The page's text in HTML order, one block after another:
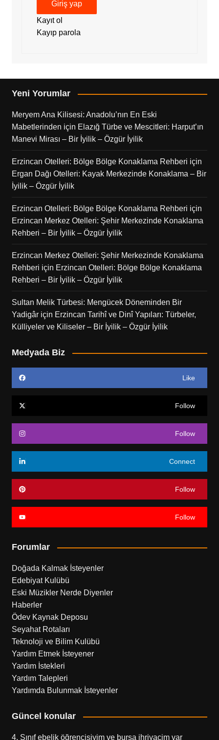
Giriş yap
Kayıt ol
Kayıp parola
Yeni Yorumlar
Meryem Ana Kilisesi: Anadolu’nın En Eski
Mabetlerinden için Elazığ Türbe ve Mescitleri: Harput’ın
Manevi Mirası – Bir İyilik – Özgür İyilik
Erzincan Otelleri: Bölge Bölge Konaklama Rehberi için
Ergan Dağı Otelleri: Kayak Merkezinde Konaklama – Bir
İyilik – Özgür İyilik
Erzincan Otelleri: Bölge Bölge Konaklama Rehberi için
Erzincan Merkez Otelleri: Şehir Merkezinde Konaklama
Rehberi – Bir İyilik – Özgür İyilik
Erzincan Merkez Otelleri: Şehir Merkezinde Konaklama
Rehberi için Erzincan Otelleri: Bölge Bölge Konaklama
Rehberi – Bir İyilik – Özgür İyilik
Sultan Melik Türbesi: Mengücek Döneminden Bir
Yadigâriçin Erzincan Tarihî ve Dinî Yapıları: Türbeler,
Külliyeler ve Kiliseler – Bir İyilik – Özgür İyilik
Medyada Biz
Like
Follow
Follow
Connect
Follow
Follow
Forumlar
Doğada Kalmak İsteyenler
Edebiyat Kulübü
Eski Müzikler Nerde Diyenler
Haberler
Ödev Kaynak Deposu
Seyahat Rotaları
Teknoloji ve Bilim Kulübü
Yardım Etmek İsteyener
Yardım İstekleri
Yardım Talepleri
Yardımda Bulunmak İsteyenler
Güncel konular
4. Sınıf ebelik öğrencisiyim ve bursa ihriyacim var